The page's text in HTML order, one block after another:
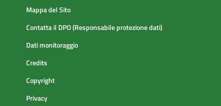
Mappa del Sito
Contatta il DPO (Responsabile protezione dati)
Dati monitoraggio
Credits
Copyright
Privacy